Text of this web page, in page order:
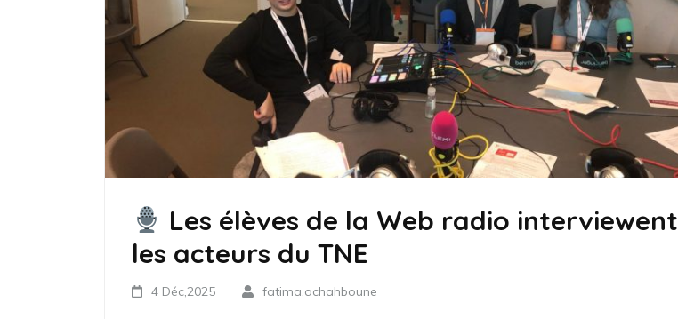
Les élèves de la Web radio interviewent
les acteurs du TNE
4 Déc,2025 fatima.achahboune